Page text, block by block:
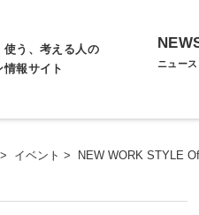
使う、考える人の
情報サイト
ニュース
> イベント > NEW WORK STYLE